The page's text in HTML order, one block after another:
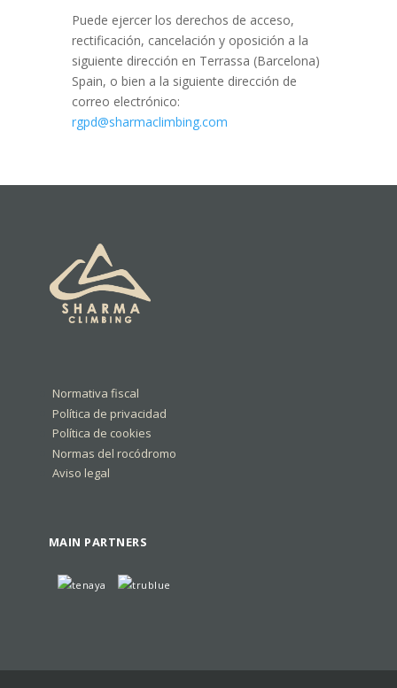
Puede ejercer los derechos de acceso,
rectificación, cancelación y oposición a la
siguiente dirección en Terrassa (Barcelona)
Spain, o bien a la siguiente dirección de
correo electrónico:
rgpd@sharmaclimbing.com
Normativa fiscal
Política de privacidad
Política de cookies
Normas del rocódromo
Aviso legal
MAIN PARTNERS